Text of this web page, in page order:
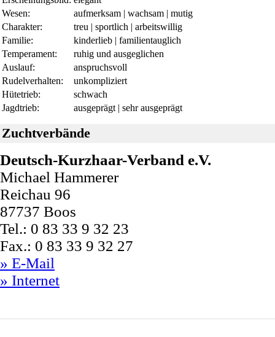
Wesen:
aufmerksam | wachsam | mutig
Charakter:
treu | sportlich | arbeitswillig
Familie:
kinderlieb | familientauglich
Temperament:
ruhig und ausgeglichen
Auslauf:
anspruchsvoll
Rudelverhalten:
unkompliziert
Hütetrieb:
schwach
Jagdtrieb:
ausgeprägt | sehr ausgeprägt
Zuchtverbände
Deutsch-Kurzhaar-Verband e.V.
Michael Hammerer
Reichau 96
87737 Boos
Tel.: 0 83 33 9 32 23
Fax.: 0 83 33 9 32 27
» E-Mail
» Internet